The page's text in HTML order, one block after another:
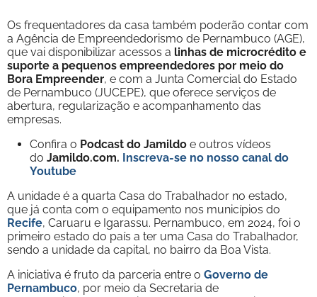
Os frequentadores da casa também poderão contar com
a Agência de Empreendedorismo de Pernambuco (AGE),
que vai disponibilizar acessos a linhas de microcrédito e
suporte a pequenos empreendedores por meio do
Bora Empreender, e com a Junta Comercial do Estado
de Pernambuco (JUCEPE), que oferece serviços de
abertura, regularização e acompanhamento das
empresas.
Confira o Podcast do Jamildo e outros vídeos
do Jamildo.com. Inscreva-se no nosso canal do
Youtube
A unidade é a quarta Casa do Trabalhador no estado,
que já conta com o equipamento nos municípios do
Recife, Caruaru e Igarassu. Pernambuco, em 2024, foi o
primeiro estado do país a ter uma Casa do Trabalhador,
sendo a unidade da capital, no bairro da Boa Vista.
A iniciativa é fruto da parceria entre o Governo de
Pernambuco, por meio da Secretaria de